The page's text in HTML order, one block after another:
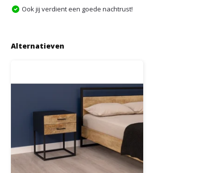
Ook jij verdient een goede nachtrust!
Alternatieven